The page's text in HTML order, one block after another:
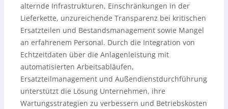
alternde Infrastrukturen, Einschränkungen in der
Lieferkette, unzureichende Transparenz bei kritischen
Ersatzteilen und Bestandsmanagement sowie Mangel
an erfahrenem Personal. Durch die Integration von
Echtzeitdaten über die Anlagenleistung mit
automatisierten Arbeitsabläufen,
Ersatzteilmanagement und Außendienstdurchführung
unterstützt die Lösung Unternehmen, ihre
Wartungsstrategien zu verbessern und Betriebskosten